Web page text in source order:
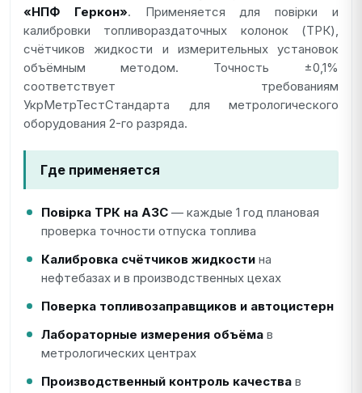
«НПФ Геркон». Применяется для повірки и
калибровки топливораздаточных колонок (ТРК),
счётчиков жидкости и измерительных установок
объёмным методом. Точность ±0,1%
соответствует требованиям
УкрМетрТестСтандарта для метрологического
оборудования 2-го разряда.
Где применяется
Повірка ТРК на АЗС — каждые 1 год плановая
проверка точности отпуска топлива
Калибровка счётчиков жидкости на
нефтебазах и в производственных цехах
Поверка топливозаправщиков и автоцистерн
Лабораторные измерения объёма в
метрологических центрах
Производственный контроль качества в